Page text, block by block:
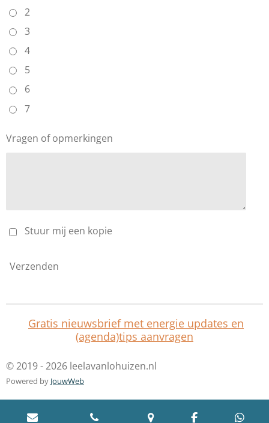
2
3
4
5
6
7
Vragen of opmerkingen
Stuur mij een kopie
Verzenden
Gratis nieuwsbrief met energie updates en
(agenda)tips aanvragen
© 2019 - 2026 leelavanlohuizen.nl
Powered by JouwWeb